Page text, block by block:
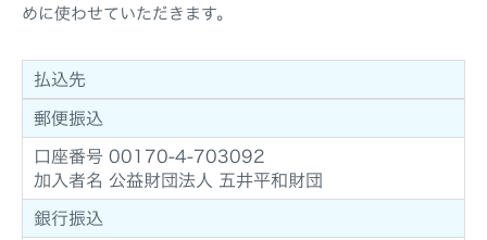
めに使わせていただきます。
払込先
郵便振込
口座番号 00170-4-703092
加入者名 公益財団法人 五井平和財団
銀行振込